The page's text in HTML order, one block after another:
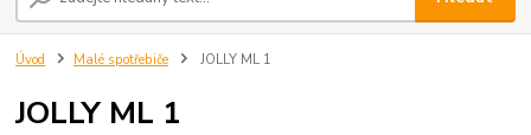
Úvod Malé spotřebiče JOLLY ML 1
JOLLY ML 1